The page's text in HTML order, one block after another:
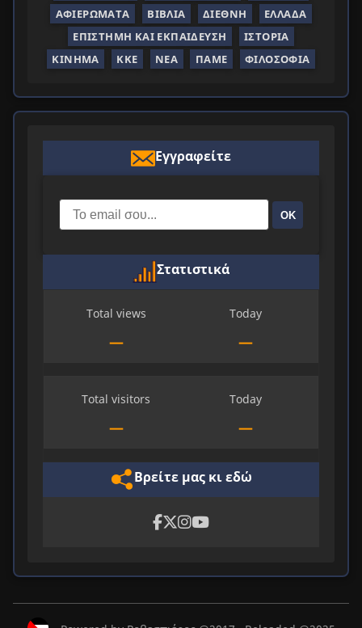
ΑΦΙΕΡΏΜΑΤΑ
ΒΙΒΛΊΑ ΔΙΕΘΝΉ
ΕΛΛΆΔΑ
ΕΠΙΣΤΉΜΗ ΚΑΙ ΕΚΠΑΊΔΕΥΣΗ
ΙΣΤΟΡΊΑ
ΚΊΝΗΜΑ
ΚΚΕ ΝΈΑ ΠΑΜΕ ΦΙΛΟΣΟΦΊΑ
Εγγραφείτε
ΟΚ
Στατιστικά
Total views
—
Today
—
Total visitors
—
Today
—
Βρείτε μας κι εδώ